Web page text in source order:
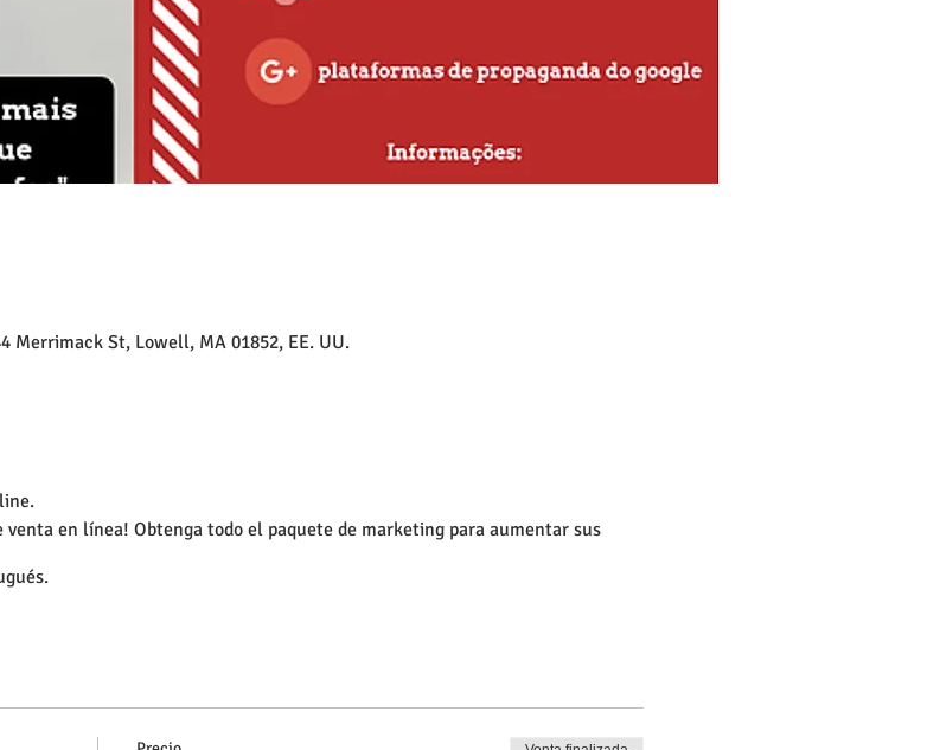
Merrimack St, Lowell, MA 01852, EE. UU.
venta en línea! Obtenga todo el paquete de marketing para aumentar sus